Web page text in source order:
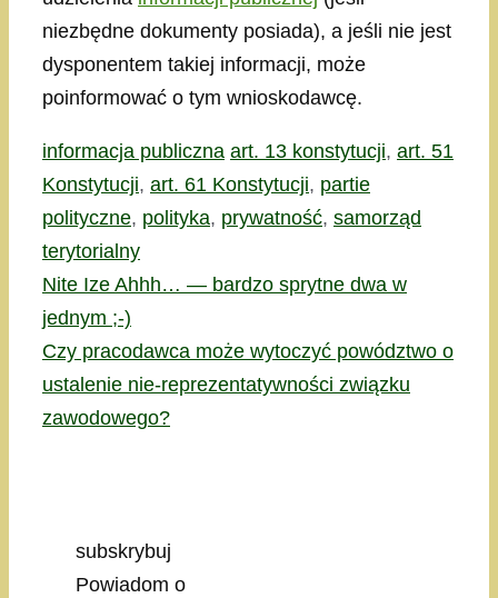
niezbędne dokumenty posiada), a jeśli nie jest
dysponentem takiej informacji, może
poinformować o tym wnioskodawcę.
Kategorie
informacja publiczna Tagi
art. 13 konstytucji, art. 51
Konstytucji, art. 61 Konstytucji, partie
polityczne, polityka, prywatność, samorząd
terytorialny
Nite Ize Ahhh… — bardzo sprytne dwa w
jednym ;-)
Czy pracodawca może wytoczyć powództwo o
ustalenie nie-reprezentatywności związku
zawodowego?
subskrybuj
Powiadom o